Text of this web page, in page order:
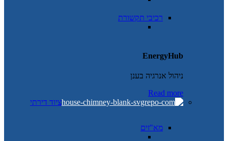
רכיבי תקשורת
EnergyHub
ניהול אנרגיה בענן
Read more
ציוד דירתי
מא"זים